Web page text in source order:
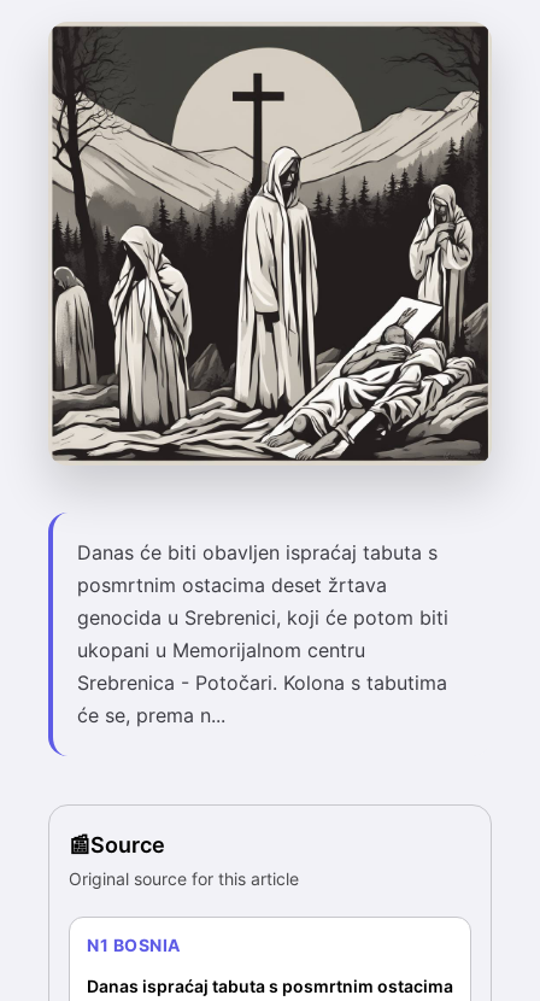
Danas će biti obavljen ispraćaj tabuta s
posmrtnim ostacima deset žrtava
genocida u Srebrenici, koji će potom biti
ukopani u Memorijalnom centru
Srebrenica - Potočari. Kolona s tabutima
će se, prema n...
Source
Original source for this article
N1 BOSNIA
Danas ispraćaj tabuta s posmrtnim ostacima